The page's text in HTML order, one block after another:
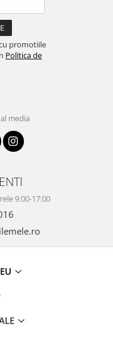
promotiile
Politica de
media
9:00-17:00